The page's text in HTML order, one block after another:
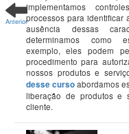
implementamos
processos para identificar
ausência dessas
determinamos como
exemplo, eles podem
procedimento para
nossos produtos e
desse cursoabordamos
liberação de produtos e
cliente.
Anterior